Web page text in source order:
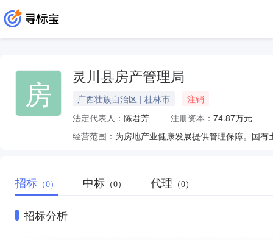
房 灵川县房产管理局
广西壮族自治区 | 桂林市
注销
法定代表人： 陈君芳 注册资本： 74.87万元
经营范围：
招标 （0） 中标 （0） 代理 （0）
招标分析